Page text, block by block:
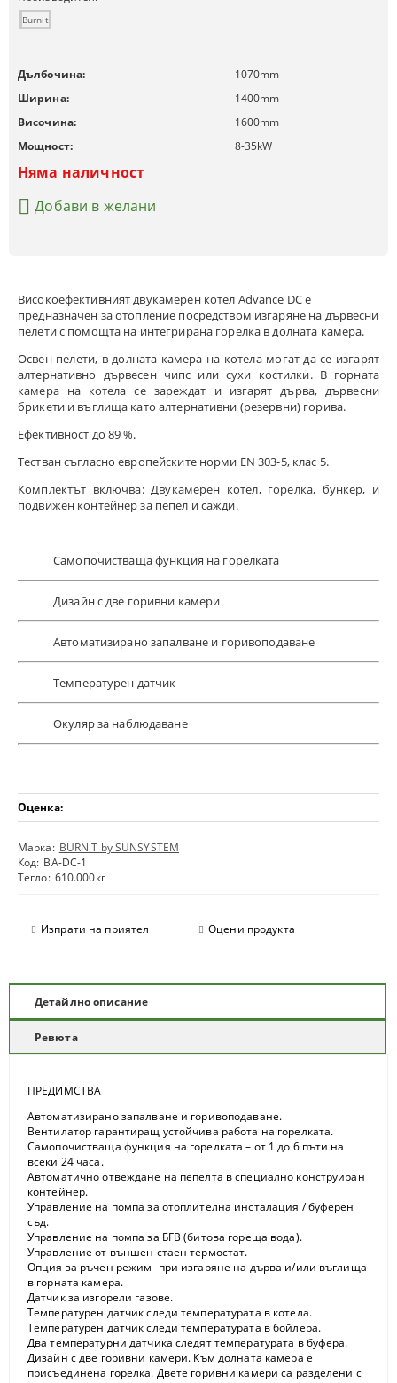
Високоефективният двукамерен котел Advance DC е
предназначен за отопление посредством изгаряне на дървесни
пелети с помощта на интегрирана горелка в долната камера.
Освен пелети, в долната камера на котела могат да се изгарят
алтернативно дървесен чипс или сухи костилки. В горната
камера на котела се зареждат и изгарят дърва, дървесни
брикети и въглища като алтернативни (резервни) горива.
Ефективност до 89 %.
Тестван съгласно европейските норми EN 303-5, клас 5.
Комплектът включва: Двукамерен котел, горелка, бункер, и
подвижен контейнер за пепел и сажди.
Самопочистваща функция на горелката
Дизайн с две горивни камери
Автоматизирано запалване и горивоподаване
Температурен датчик
Окуляр за наблюдаване
Оценка:
Марка: BURNiT by SUNSYSTEM
Код: BA-DC-1
Тегло: 610.000кг
Изпрати на приятел Оцени продукта
Burnit
Дълбочина: 1070mm
Ширина:
1400mm
Височина:
1600mm
Мощност:
8-35kW
Няма наличност
Добави в желани
Детайлно описание
Ревюта
ПРЕДИМСТВА
Автоматизирано запалване и горивоподаване.
Вентилатор гарантиращ устойчива работа на горелката.
Самопочистваща функция на горелката – от 1 до 6 пъти на
всеки 24 часа.
Автоматично отвеждане на пепелта в специално конструиран
контейнер.
Управление на помпа за oтоплителна инсталация / буферен
съд.
Управление на помпа за БГВ (битова гореща вода).
Управление от външен стаен термостат.
Опция за ръчен режим -при изгаряне на дърва и/или въглища
в горната камера.
Датчик за изгорели газове.
Температурен датчик следи температурата в котела.
Температурен датчик следи температурата в бойлера.
Два температурни датчика следят температурата в буфера.
Дизайн с две горивни камери. Към долната камера е
присъединена горелка. Двете горивни камери са разделени с